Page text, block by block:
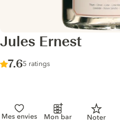
Jules Ernest
Score :
7.6/ 10
5 ratings
Mes envies Mon bar Noter